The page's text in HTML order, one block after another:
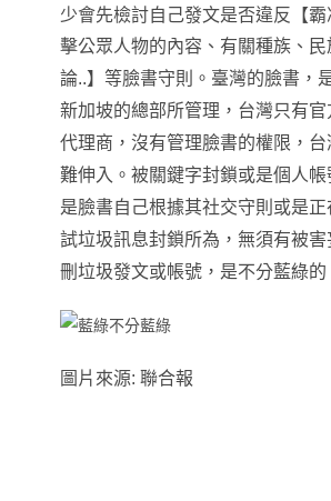
少會先檢討自己發文是否違反
【霸
擊公眾人物的內容、 有關種族、
論..】 等臉書守則 。 臺灣的臉書，
新加坡的總部所管理，台灣只有
代理商，沒有管理臉書的權限 ， 台
難伸入。被關鍵字封鎖或是個人
是臉書自己根據其社交守則或是正
試垃圾訊息封鎖所為 ， 無須有被害
刪垃圾發文或帳號 ， 是不分藍綠的
圖片來源: 聯合報